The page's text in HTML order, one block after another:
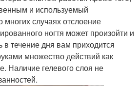
и используемый
случаях отслоение
ногтя может произойти и
течение дня вам приходится
множество действий как
Наличие гелевого слоя не